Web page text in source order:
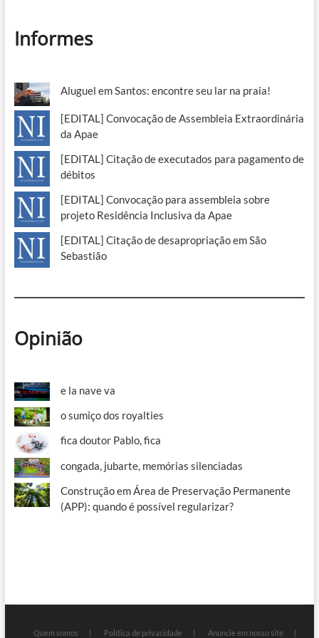
Informes
Aluguel em Santos: encontre seu lar na praia!
[EDITAL] Convocação de Assembleia Extraordinária
da Apae
[EDITAL] Citação de executados para pagamento de
débitos
[EDITAL] Convocação para assembleia sobre
projeto Residência Inclusiva da Apae
[EDITAL] Citação de desapropriação em São
Sebastião
Opinião
e la nave va
o sumiço dos royalties
fica doutor Pablo, fica
congada, jubarte, memórias silenciadas
Construção em Área de Preservação Permanente
(APP): quando é possível regularizar?
Quem somos Política de privacidade Anuncie em nosso site